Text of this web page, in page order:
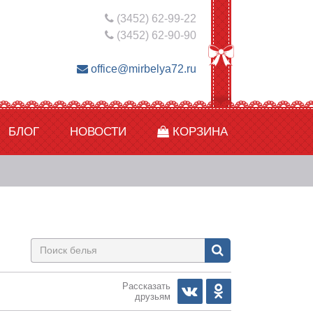
(3452) 62-99-22
(3452) 62-90-90
office@mirbelya72.ru
БЛОГ НОВОСТИ КОРЗИНА
Рассказать
друзьям